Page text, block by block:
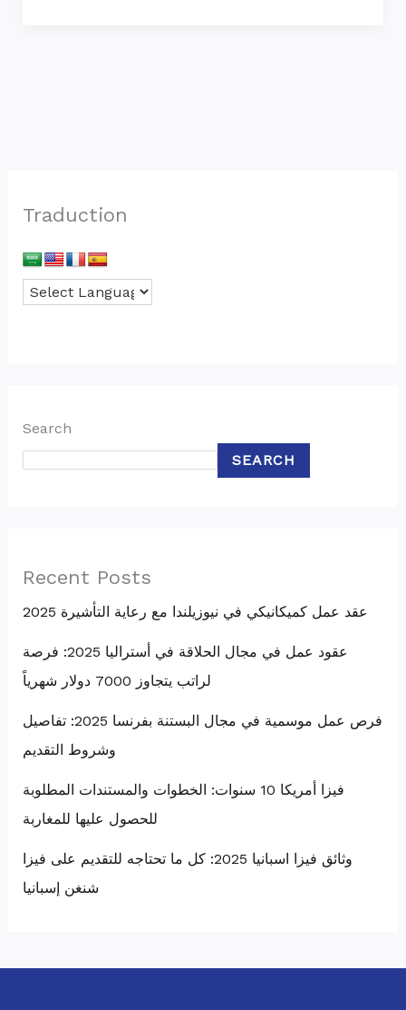
Traduction
Search
SEARCH
Recent Posts
عقد عمل كميكانيكي في نيوزيلندا مع رعاية التأشيرة 2025
عقود عمل في مجال الحلاقة في أستراليا 2025: فرصة
لراتب يتجاوز 7000 دولار شهرياً
فرص عمل موسمية في مجال البستنة بفرنسا 2025: تفاصيل
وشروط التقديم
فيزا أمريكا 10 سنوات: الخطوات والمستندات المطلوبة
للحصول عليها للمغاربة
وثائق فيزا اسبانيا 2025: كل ما تحتاجه للتقديم على فيزا
شنغن إسبانيا